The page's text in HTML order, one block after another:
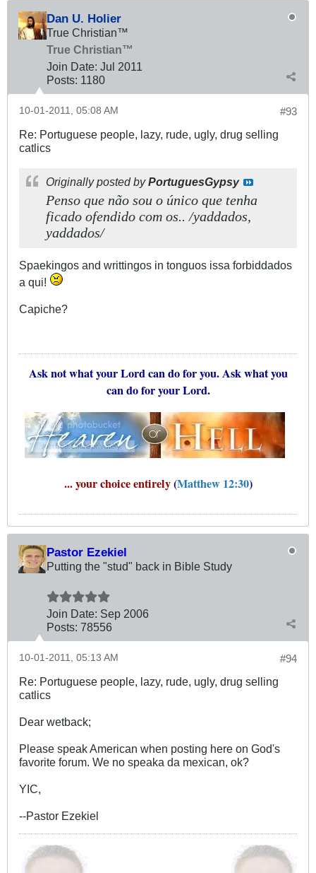
Dan U. Holier
True Christian™
True Christian™
Join Date: Jul 2011
Posts: 1180
#93
10-01-2011, 05:08 AM
Re: Portuguese people, lazy, rude, ugly, drug selling
catlics
Originally posted byPortuguesGypsy
Penso que não sou o único que tenha
ficado ofendido com os.. /yaddados,
yaddados/
Spaekingos and writtingos in tonguos issa forbiddados
a qui!
Capiche?
Ask not what your Lord can do for you. Ask what you
can do for your Lord.
... your choice entirely(Matthew 12:30)
Pastor Ezekiel
Putting the "stud" back in Bible Study
Join Date: Sep 2006
Posts: 78556
#94
10-01-2011, 05:13 AM
Re: Portuguese people, lazy, rude, ugly, drug selling
catlics
Dear wetback;
Please speak American when posting here on God's
favorite forum. We no speaka da mexican, ok?
YIC,
--Pastor Ezekiel